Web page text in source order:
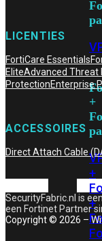
+
+
+
LICENTIES
FortiCare Essentials
EliteAdvanced Threat
ProtectionEnterprise
ACCESSOIRES
Direct Attach Cable
SecurityFabric.nl is
een Fortinet Partner
Copyright © 2026 –